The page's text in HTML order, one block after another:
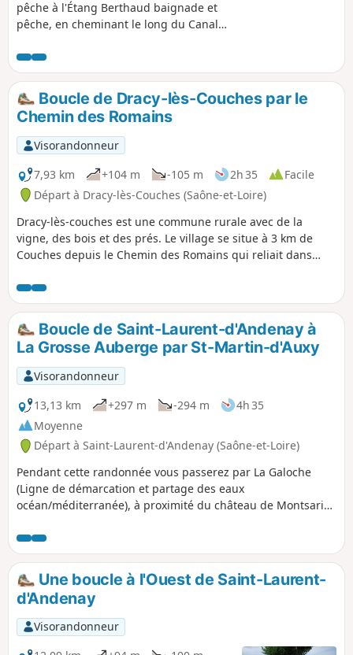
pêche à l'Étang Berthaud baignade et
pêche, en cheminant le long du Canal
Saône entre Digoin et Châlon sur Saône)
entre le Pont Jeanne Rose et la première
écluse côté Atlantique, en passant par
le barrage, un sentier aménagé avec
indication de la faune et de la flore, la
digue et la plage de Berthaud,
Montchanin le Haut (commune de Saint-
Eusèbe), et le Bon Enfant (Hameau de
Saint-Laurent-d'Andenay).
Boucle de Dracy-lès-Couches par le
Chemin des Romains
Visorandonneur
7,93 km
+104 m -105 m 2h 35
Facile
Départ à Dracy-lès-Couches (Saône-et-Loire)
Dracy-lès-couches est une commune rurale avec de la
vigne, des bois et des prés. Le village se situe à 3 km de
Couches depuis le Chemin des Romains qui reliait dans
le trajet, on peut apercevoir le château de Couches.
Boucle de Saint-Laurent-d'Andenay à
La Grosse Auberge par St-Martin-d'Auxy
Visorandonneur
13,13 km
+297 m -294 m
4h 35
Moyenne
Départ à Saint-Laurent-d'Andenay (Saône-et-Loire)
Pendant cette randonnée vous passerez par La Galoche
(Ligne de démarcation et partage des eaux
océan/méditerranée), à proximité du château de Montsarin
Grosse Auberge (hameau des Baudots)
Une boucle à l'Ouest de Saint-Laurent-
d'Andenay
Visorandonneur